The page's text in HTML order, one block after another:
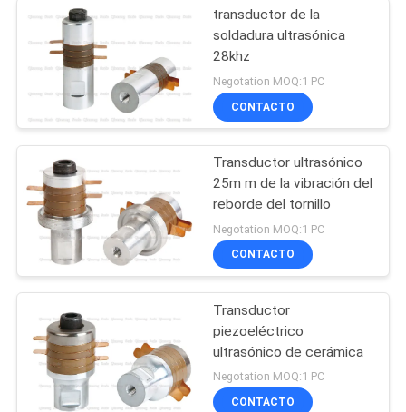
transductor de la
soldadura ultrasónica
28khz
Negotation MOQ:1 PC
CONTACTO
Transductor ultrasónico
25m m de la vibración del
reborde del tornillo
Negotation MOQ:1 PC
CONTACTO
Transductor
piezoeléctrico
ultrasónico de cerámica
Negotation MOQ:1 PC
CONTACTO